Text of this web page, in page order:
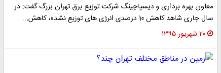
بهره برداری و دیسپاچینگ شرکت توزیع برق تهران بزرگ گفت: در
شاهد کاهش 10 درصدی انرژی های توزیع نشده، کاهش…
۲۰ شهریور ۱۳۹۵